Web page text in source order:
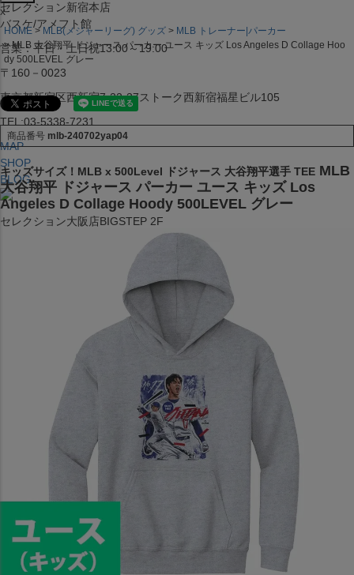
セレクション新宿本店
バスケ/アメフト館
営業：平日・土日祝13:00～19:00
〒160－0023
東京都新宿区西新宿7-22-37ストーク西新宿福星ビル105
TEL:03-5338-7231
MAP
SHOP
BLOG
セレクション大阪店BIGSTEP 2F
営業：平日・土日祝12:00～19:00
大阪府大阪市中央区西心斎橋1丁目6番14号
JR水道橋駅西口店
営業：土・日・祝日のみ 12:00-18:00
MAP
SHOP
x
HOME MLB(メジャーリーグ) グッズ
MLB トレーナー|パーカー
MLB 大谷翔平 ドジャース パーカー ユース キッズ Los Angeles D Collage Hoo
dy 500LEVEL グレー
商品番号 mlb-240702yap04
キッズサイズ！MLB x 500Level ドジャース 大谷翔平選手 TEE MLB
大谷翔平 ドジャース パーカー ユース キッズ Los
Angeles D Collage Hoody 500LEVEL グレー